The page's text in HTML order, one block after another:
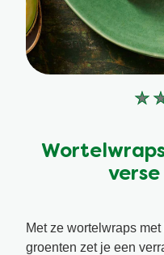
Met ze wortelwraps
groenten zet je een